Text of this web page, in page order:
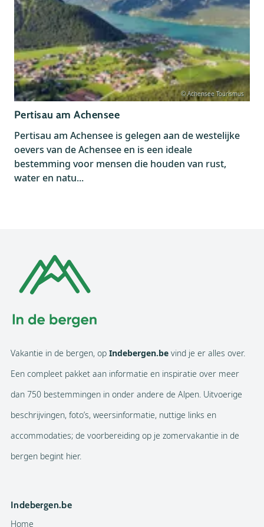
© Achensee Tourismus
Pertisau am Achensee
Pertisau am Achensee is gelegen aan de westelijke
oevers van de Achensee en is een ideale
bestemming voor mensen die houden van rust,
water en natu...
Vakantie in de bergen, op Indebergen.be vind je er alles over.
Een compleet pakket aan informatie en inspiratie over meer
dan 750 bestemmingen in onder andere de Alpen. Uitvoerige
beschrijvingen, foto’s, weersinformatie, nuttige links en
accommodaties; de voorbereiding op je zomervakantie in de
bergen begint hier.
Indebergen.be
Home